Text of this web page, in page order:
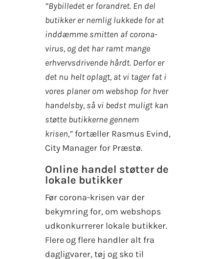
”Bybilledet er forandret. En del
butikker er nemlig lukkede for at
inddæmme smitten af corona-
virus, og det har ramt mange
erhvervsdrivende hårdt. Derfor er
det nu helt oplagt, at vi tager fat i
vores planer om webshop for hver
handelsby, så vi bedst muligt kan
støtte butikkerne gennem
krisen,” fortæller Rasmus Evind,
City Manager for Præstø.
Online handel støtter de
lokale butikker
Før corona-krisen var der
bekymring for, om webshops
udkonkurrerer lokale butikker.
Flere og flere handler alt fra
dagligvarer, tøj og sko til